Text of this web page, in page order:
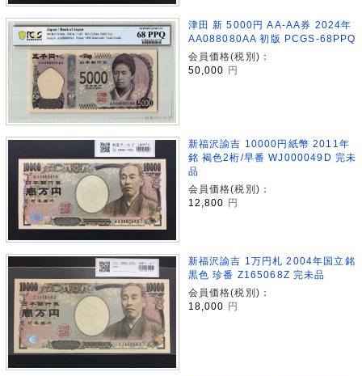
津田 新 5000円 AA-AA券 2024年
AA088080AA 初版 PCGS-68PPQ
会員価格(税別)：
50,000
円
新福沢諭吉 10000円紙幣 2011年
銘 褐色2桁/早番 WJ000049D 完未
品
会員価格(税別)：
12,800
円
新福沢諭吉 1万円札 2004年国立銘
黒色 珍番 Z165068Z 完未品
会員価格(税別)：
18,000
円